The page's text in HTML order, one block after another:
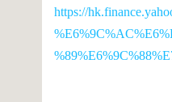
https://